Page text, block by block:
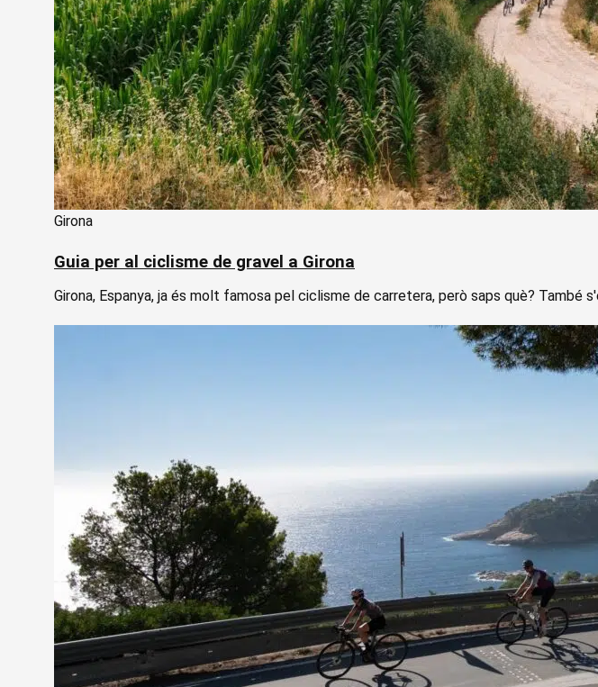
Girona
Guia per al ciclisme de gravel a Girona
Girona, Espanya, ja és molt famosa pel ciclisme de carretera, però saps què?